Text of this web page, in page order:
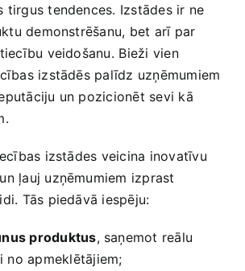
tirgus tendences. Izstādes ​ir⁤ ne​
demonstrēšanu, bet​ arī par
veidošanu.⁣ Bieži vien
izstādēs ‌palīdz uzņēmumiem
un pozicionēt sevi ‌kā
​izstādes veicina inovatīvu
ļauj uzņēmumiem izprast
Tās‌ piedāvā‍ iespēju:
produktus,‌ saņemot reālu
no apmeklētājiem;